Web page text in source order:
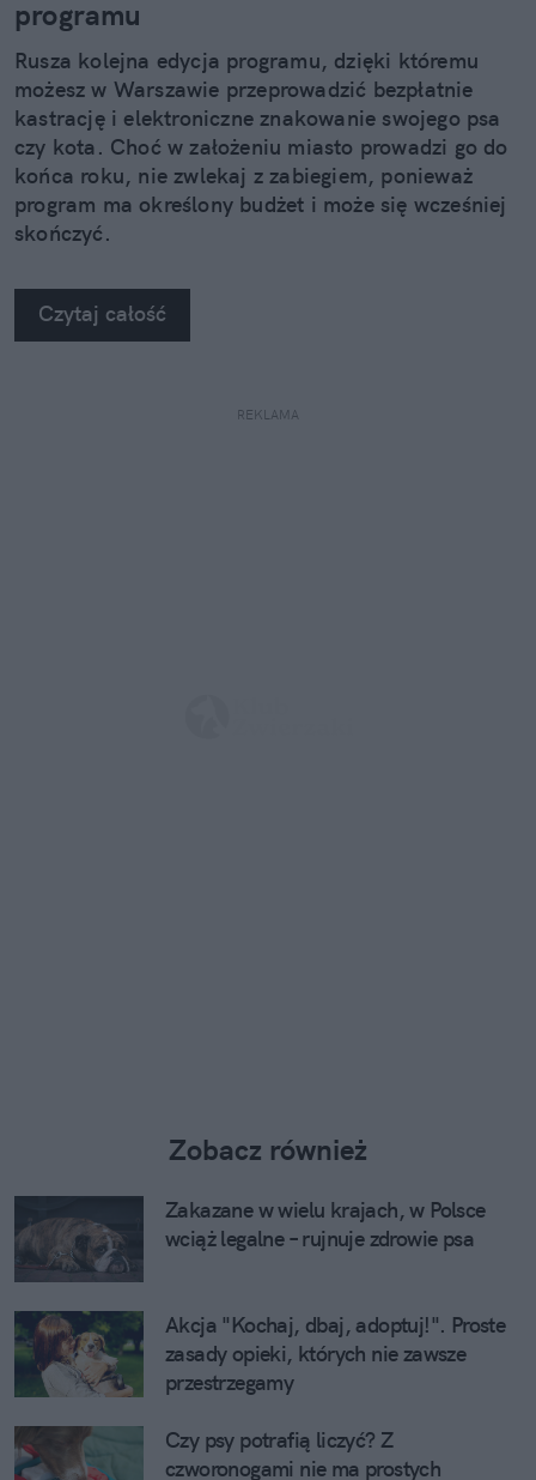
programu
Rusza kolejna edycja programu, dzięki któremu
możesz w Warszawie przeprowadzić bezpłatnie
kastrację i elektroniczne znakowanie swojego psa
czy kota. Choć w założeniu miasto prowadzi go do
końca roku, nie zwlekaj z zabiegiem, ponieważ
program ma określony budżet i może się wcześniej
skończyć.
Czytaj całość
REKLAMA
Zobacz również
Zakazane w wielu krajach, w Polsce
wciąż legalne – rujnuje zdrowie psa
Akcja "Kochaj, dbaj, adoptuj!". Proste
zasady opieki, których nie zawsze
przestrzegamy
Czy psy potrafią liczyć? Z
czworonogami nie ma prostych